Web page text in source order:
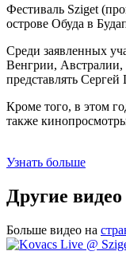
Фестиваль Sziget
острове Обуда в
Среди заявленных
Венгрии, Австралии,
представлять
Кроме того, в этом
также
Узнать больше
Другие
Больше видео на